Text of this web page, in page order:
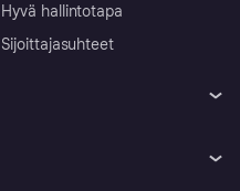
Hyvä hallintotapa
Sijoittajasuhteet